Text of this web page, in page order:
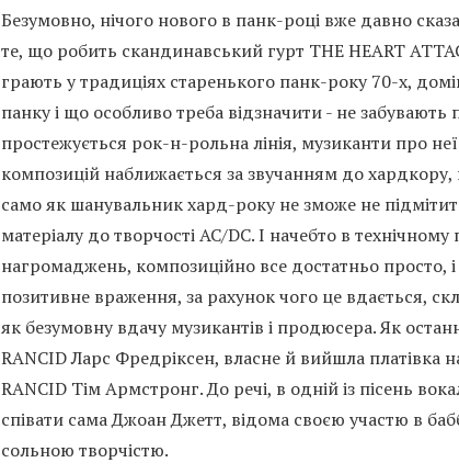
Безумовно, нічого нового в панк-році вже давно
те, що робить скандинавський гурт THE HEART
грають у традиціях старенького панк-року 70-х,
панку і що особливо треба відзначити - не
простежується рок-н-рольна лінія, музиканти про
композицій наближається за звучанням до
само як шанувальник хард-року не зможе не
матеріалу до творчості AC/DC. І начебто в
нагромаджень, композиційно все достатньо просто,
позитивне враження, за рахунок чого це вдається,
як безумовну вдачу музикантів і продюсера. Як
RANCID Ларс Фредріксен, власне й вийшла платівка
RANCID Тім Армстронг. До речі, в одній із пісень
співати сама Джоан Джетт, відома своєю участю в
сольною творчістю.